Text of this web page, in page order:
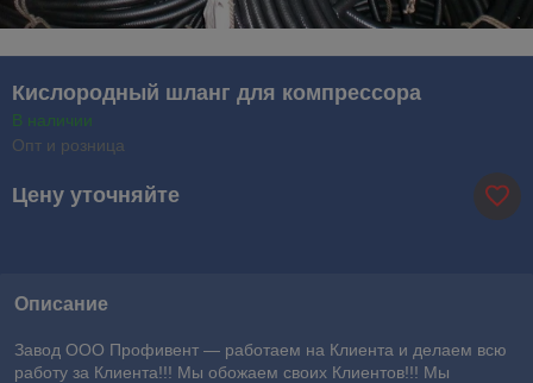
Кислородный шланг для компрессора
В наличии
Опт и розница
Цену уточняйте
Описание
Завод ООО Профивент ― работаем на Клиента и делаем всю
работу за Клиента!!! Мы обожаем своих Клиентов!!! Мы